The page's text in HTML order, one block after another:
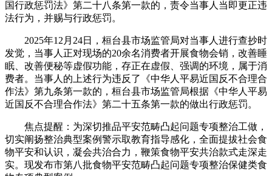
国行政惩罚法》第二十八条第一款的，责令当事人当即更正违
法行为，并赐与行政惩罚。
2025年12月24日，桓台县市场监管局对当事人进行查抄时
发觉，当事人正对现场的20余名消费者开展食物会销，改善睡
眠、改善便秘等虚假功能，存正在虚假、强调的环境，属于消
费者。当事人的上述行为违反了《中华人平易近国反不合理合
作法》第九条第一款的，桓台县市场监管局根据《中华人平易
近国反不合理合作法》第二十五条第一款的做出行政惩罚。
焦点提醒：为深切推品平安范畴凸起问题专项整治工做，
切实阐扬整治典型案例警示取教育指导感化，全面提拔社会食
物平安和认识，凝会共治合力，鞭策食物平安共治款式走深走
实。现发布市第八批食物平安范畴凸起问题专项整治保健类食